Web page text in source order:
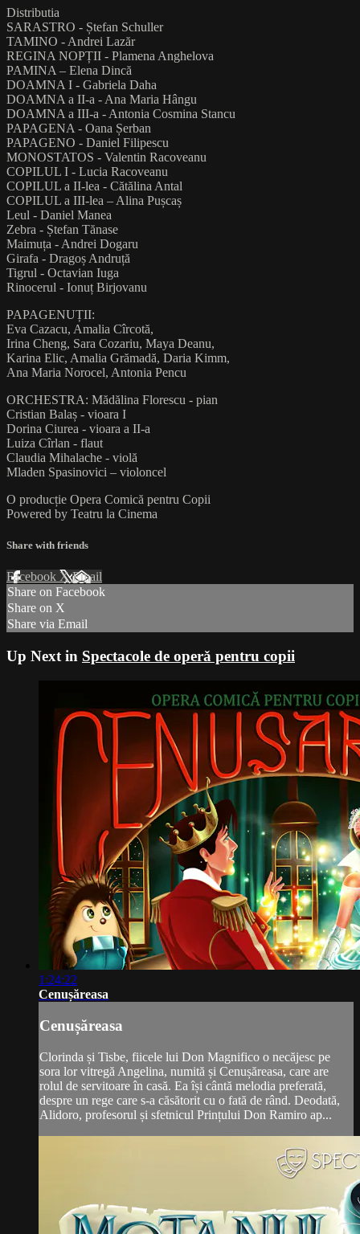
Distributia
SARASTRO - Ștefan Schuller
TAMINO - Andrei Lazăr
REGINA NOPȚII - Plamena Anghelova
PAMINA – Elena Dincă
DOAMNA I - Gabriela Daha
DOAMNA a II-a - Ana Maria Hângu
DOAMNA a III-a - Antonia Cosmina Stancu
PAPAGENA - Oana Șerban
PAPAGENO - Daniel Filipescu
MONOSTATOS - Valentin Racoveanu
COPILUL I - Lucia Racoveanu
COPILUL a II-lea - Cătălina Antal
COPILUL a III-lea – Alina Pușcaș
Leul - Daniel Manea
Zebra - Ștefan Tănase
Maimuța - Andrei Dogaru
Girafa - Dragoș Andruță
Tigrul - Octavian Iuga
Rinocerul - Ionuț Birjovanu
PAPAGENUȚII:
Eva Cazacu, Amalia Cîrcotă,
Irina Cheng, Sara Cozariu, Maya Deanu,
Karina Elic, Amalia Grămadă, Daria Kimm,
Ana Maria Norocel, Antonia Pencu
ORCHESTRA: Mădălina Florescu - pian
Cristian Balaș - vioara I
Dorina Ciurea - vioara a II-a
Luiza Cîrlan - flaut
Claudia Mihalache - violă
Mladen Spasinovici – violoncel
O producție Opera Comică pentru Copii
Powered by Teatru la Cinema
Share with friends
Facebook XEmail
Share on Facebook
Share on X
Share via Email
Up Next in Spectacole de operǎ pentru copii
1:24:22
Cenușăreasa
Cenușăreasa
Clorinda și Tisbe, fiicele lui Don Magnifico o necăjesc pe
sora lor vitregă Angelina, numită și Cenușăreasa, care are
rolul de servitoare în casă. Ea își cântă melodia preferată,
despre un rege care s-a căsătorit cu o fată de rând. Deodată,
Alidoro, profesorul și sfetnicul Prințului Don Ramiro ap...